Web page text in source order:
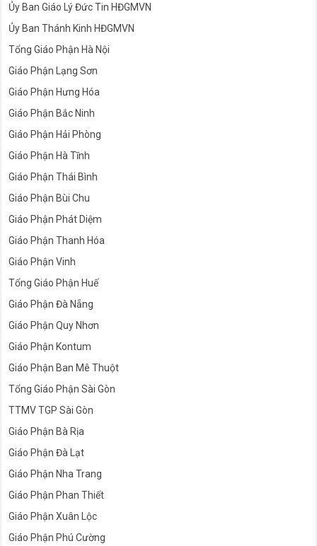
Ủy Ban Giáo Lý Đức Tin HĐGMVN
Ủy Ban Thánh Kinh HĐGMVN
Tổng Giáo Phận Hà Nội
Giáo Phận Lạng Sơn
Giáo Phận Hưng Hóa
Giáo Phận Bắc Ninh
Giáo Phận Hải Phòng
Giáo Phận Hà Tĩnh
Giáo Phận Thái Bình
Giáo Phận Bùi Chu
Giáo Phận Phát Diệm
Giáo Phận Thanh Hóa
Giáo Phận Vinh
Tổng Giáo Phận Huế
Giáo Phận Đà Nẵng
Giáo Phận Quy Nhơn
Giáo Phận Kontum
Giáo Phận Ban Mê Thuột
Tổng Giáo Phận Sài Gòn
TTMV TGP Sài Gòn
Giáo Phận Bà Rịa
Giáo Phận Đà Lạt
Giáo Phận Nha Trang
Giáo Phận Phan Thiết
Giáo Phận Xuân Lộc
Giáo Phận Phú Cường